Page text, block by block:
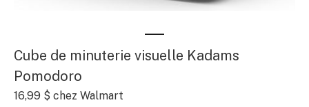
Cube de minuterie visuelle Kadams
Pomodoro
16,99 $ chez Walmart